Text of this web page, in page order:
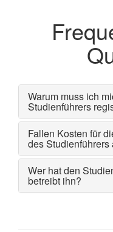
Warum muss ich
Studienführers
Fallen Kosten für
des Studienführers
Wer hat den
betreibt ihn?